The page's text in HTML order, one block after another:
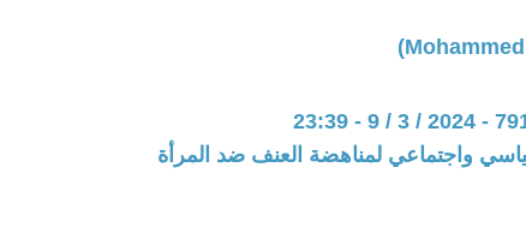
واجتماعي لمناهضة العنف ضد المرأة